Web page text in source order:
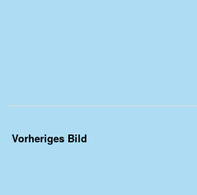
Vorheriges Bild